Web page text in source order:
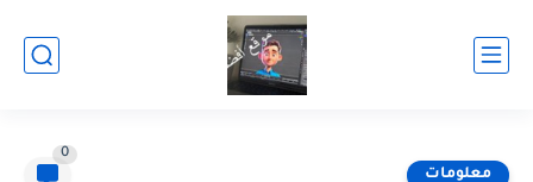
معلومات
0